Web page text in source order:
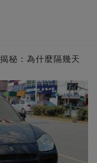
秘：為什麼隔幾天